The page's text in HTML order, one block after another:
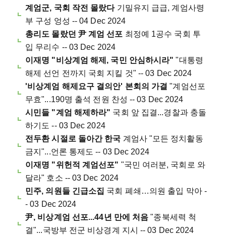
계엄군, 국회 작전 몰랐다기밀유지 급급, 계엄사령
부 구성 엉성 -- 04 Dec 2024
총리도 몰랐던 尹 계엄 선포 최정예 1공수 국회 투
입 무리수 -- 03 Dec 2024
이재명 "비상계엄 해제, 국민 안심하시라" "대통령
해제 선언 전까지 국회 지킬 것" -- 03 Dec 2024
'비상계엄 해제요구 결의안' 본회의 가결 "계엄선포
무효"...190명 출석 전원 찬성 -- 03 Dec 2024
시민들 "계엄 해제하라" 국회 앞 집결...경찰과 충돌
하기도 -- 03 Dec 2024
전두환 시절로 돌아간 한국 계엄사 "모든 정치활동
금지"...언론 통제도 -- 03 Dec 2024
이재명 "위헌적 계엄선포" "국민 여러분, 국회로 와
달라" 호소 -- 03 Dec 2024
민주, 의원들 긴급소집 국회 폐쇄…의원 출입 막아 -
- 03 Dec 2024
尹, 비상계엄 선포...44년 만에 처음"종북세력 척
결"...국방부 전군 비상경계 지시 -- 03 Dec 2024